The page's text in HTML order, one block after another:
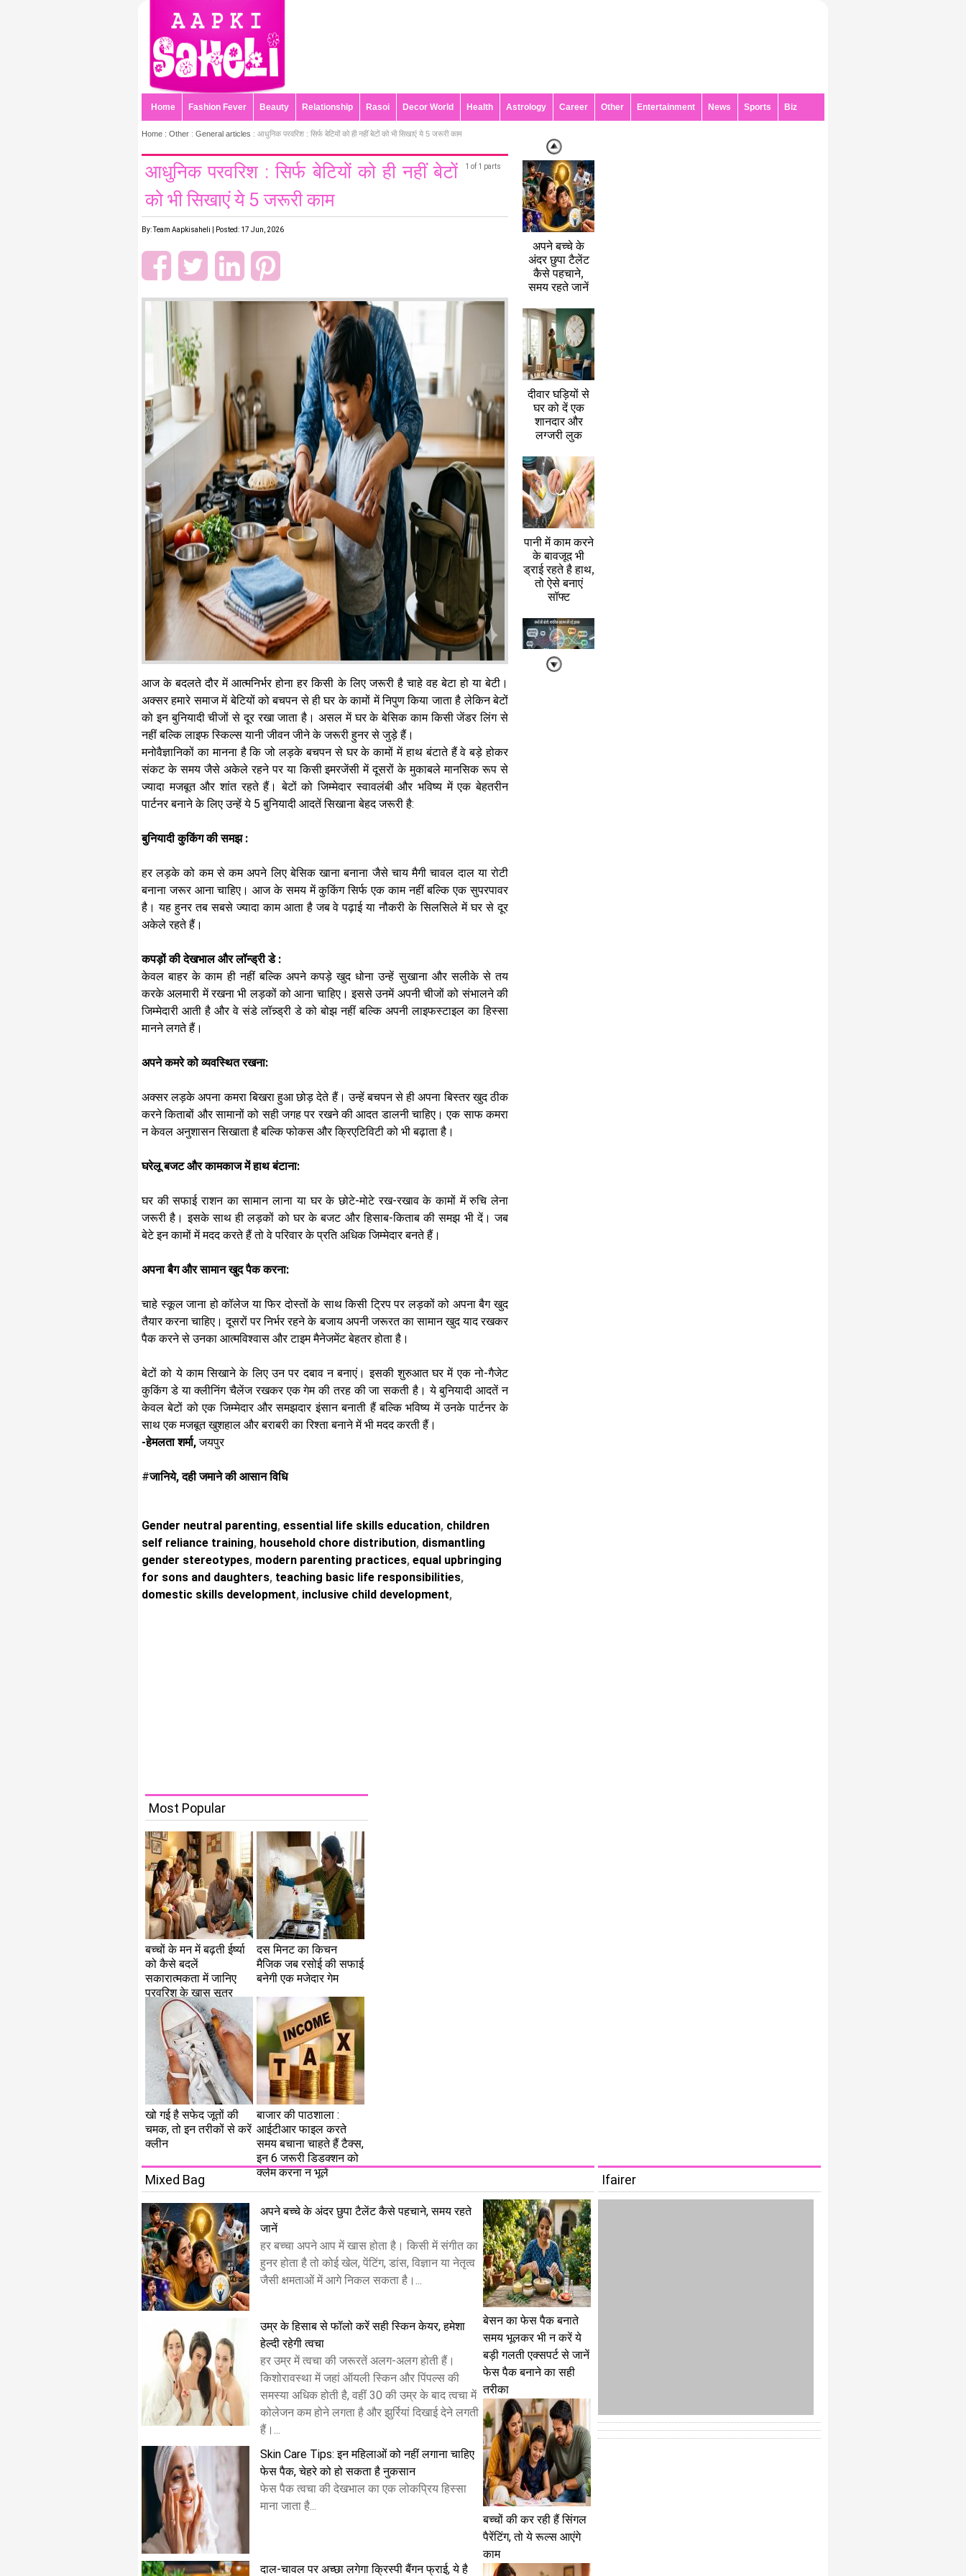
Home Fashion Fever Beauty Relationship Rasoi Decor World Health Astrology Career Other Entertainment News Sports Biz
Home : Other : General articles : आधुनिक परवरिश : सिर्फ बेटियों को ही नहीं बेटों को भी सिखाएं ये 5 जरूरी काम
1 of 1 parts
आधुनिक परवरिश : सिर्फ बेटियों को ही नहीं बेटों
को भी सिखाएं ये 5 जरूरी काम
By: Team Aapkisaheli | Posted: 17 Jun, 2026
​आज के बदलते दौर में आत्मनिर्भर होना हर किसी के लिए जरूरी है चाहे वह बेटा हो या बेटी।
अक्सर हमारे समाज में बेटियों को बचपन से ही घर के कामों में निपुण किया जाता है लेकिन बेटों
को इन बुनियादी चीजों से दूर रखा जाता है। असल में घर के बेसिक काम किसी जेंडर लिंग से
नहीं बल्कि लाइफ स्किल्स यानी जीवन जीने के जरूरी हुनर से जुड़े हैं।
​मनोवैज्ञानिकों का मानना है कि जो लड़के बचपन से घर के कामों में हाथ बंटाते हैं वे बड़े होकर
संकट के समय जैसे अकेले रहने पर या किसी इमरजेंसी में दूसरों के मुकाबले मानसिक रूप से
ज्यादा मजबूत और शांत रहते हैं। बेटों को जिम्मेदार स्वावलंबी और भविष्य में एक बेहतरीन
पार्टनर बनाने के लिए उन्हें ये 5 बुनियादी आदतें सिखाना बेहद जरूरी है:
बुनियादी कुकिंग की समझ :
हर लड़के को कम से कम अपने लिए बेसिक खाना बनाना जैसे चाय मैगी चावल दाल या रोटी
बनाना जरूर आना चाहिए। आज के समय में कुकिंग सिर्फ एक काम नहीं बल्कि एक सुपरपावर
है। यह हुनर तब सबसे ज्यादा काम आता है जब वे पढ़ाई या नौकरी के सिलसिले में घर से दूर
अकेले रहते हैं। ​
कपड़ों की देखभाल और लॉन्ड्री डे :
केवल बाहर के काम ही नहीं बल्कि अपने कपड़े खुद धोना उन्हें सुखाना और सलीके से तय
करके अलमारी में रखना भी लड़कों को आना चाहिए। इससे उनमें अपनी चीजों को संभालने की
जिम्मेदारी आती है और वे संडे लॉन्न्ड्री डे को बोझ नहीं बल्कि अपनी लाइफस्टाइल का हिस्सा
मानने लगते हैं। ​
अपने कमरे को व्यवस्थित रखना:
अक्सर लड़के अपना कमरा बिखरा हुआ छोड़ देते हैं। उन्हें बचपन से ही अपना बिस्तर खुद ठीक
करने किताबों और सामानों को सही जगह पर रखने की आदत डालनी चाहिए। एक साफ कमरा
न केवल अनुशासन सिखाता है बल्कि फोकस और क्रिएटिविटी को भी बढ़ाता है। ​
घरेलू बजट और कामकाज में हाथ बंटाना:
घर की सफाई राशन का सामान लाना या घर के छोटे-मोटे रख-रखाव के कामों में रुचि लेना
जरूरी है। इसके साथ ही लड़कों को घर के बजट और हिसाब-किताब की समझ भी दें। जब
बेटे इन कामों में मदद करते हैं तो वे परिवार के प्रति अधिक जिम्मेदार बनते हैं।
​अपना बैग और सामान खुद पैक करना:
चाहे स्कूल जाना हो कॉलेज या फिर दोस्तों के साथ किसी ट्रिप पर लड़कों को अपना बैग खुद
तैयार करना चाहिए। दूसरों पर निर्भर रहने के बजाय अपनी जरूरत का सामान खुद याद रखकर
पैक करने से उनका आत्मविश्वास और टाइम मैनेजमेंट बेहतर होता है।
बेटों को ये काम सिखाने के लिए उन पर दबाव न बनाएं। इसकी शुरुआत घर में एक नो-गैजेट
कुकिंग डे या क्लीनिंग चैलेंज रखकर एक गेम की तरह की जा सकती है। ​ये बुनियादी आदतें न
केवल बेटों को एक जिम्मेदार और समझदार इंसान बनाती हैं बल्कि भविष्य में उनके पार्टनर के
साथ एक मजबूत खुशहाल और बराबरी का रिश्ता बनाने में भी मदद करती हैं।
-हेमलता शर्मा,जयपुर
#जानिये, दही जमाने की आसान विधि
Gender neutral parenting, essential life skills education, children
self reliance training, household chore distribution, dismantling
gender stereotypes, modern parenting practices, equal upbringing
for sons and daughters, teaching basic life responsibilities,
domestic skills development, inclusive child development,
अपने बच्चे के
अंदर छुपा टैलेंट
कैसे पहचाने,
समय रहते जानें
दीवार घड़ियों से
घर को दें एक
शानदार और
लग्जरी लुक
पानी में काम करने
के बावजूद भी
ड्राई रहते है हाथ,
तो ऐसे बनाएं
सॉफ्ट
Most Popular
बच्चों के मन में बढ़ती ईर्ष्या
को कैसे बदलें
सकारात्मकता में जानिए
परवरिश के खास सूत्र
दस मिनट का किचन
मैजिक जब रसोई की सफाई
बनेगी एक मजेदार गेम
खो गई है सफेद जूतों की
चमक, तो इन तरीकों से करें
क्लीन
बाजार की पाठशाला :
आईटीआर फाइल करते
समय बचाना चाहते हैं टैक्स,
इन 6 जरूरी डिडक्शन को
क्लेम करना न भूलें
Mixed Bag
अपने बच्चे के अंदर छुपा टैलेंट कैसे पहचाने, समय रहते
जानें
हर बच्चा अपने आप में खास होता है। किसी में संगीत का
हुनर होता है तो कोई खेल, पेंटिंग, डांस, विज्ञान या नेतृत्व
जैसी क्षमताओं में आगे निकल सकता है।...
उम्र के हिसाब से फॉलो करें सही स्किन केयर, हमेशा
हेल्दी रहेगी त्वचा
हर उम्र में त्वचा की जरूरतें अलग-अलग होती हैं।
किशोरावस्था में जहां ऑयली स्किन और पिंपल्स की
समस्या अधिक होती है, वहीं 30 की उम्र के बाद त्वचा में
कोलेजन कम होने लगता है और झुर्रियां दिखाई देने लगती
हैं।...
Skin Care Tips: इन महिलाओं को नहीं लगाना चाहिए
फेस पैक, चेहरे को हो सकता है नुकसान
फेस पैक त्वचा की देखभाल का एक लोकप्रिय हिस्सा
माना जाता है...
दाल-चावल पर अच्छा लगेगा क्रिस्पी बैंगन फ्राई, ये है
बेसन का फेस पैक बनाते
समय भूलकर भी न करें ये
बड़ी गलती एक्सपर्ट से जानें
फेस पैक बनाने का सही
तरीका
बच्चों की कर रही हैं सिंगल
पैरेंटिंग, तो ये रूल्स आएंगे
काम
Ifairer